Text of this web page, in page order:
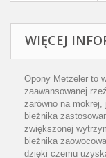
WIĘCEJ
Opony Metzeler to
zaawansowanej
zarówno na
bieżnika
zwiększonej
bieżnika
dzięki czemu